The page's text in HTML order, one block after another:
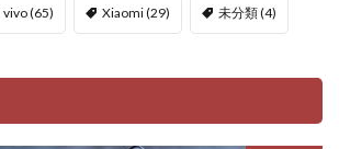
vivo(65) Xiaomi(29) 未分類(4)